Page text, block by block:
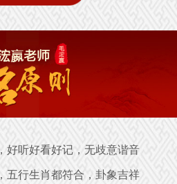
好听好看好记，无歧意谐音
五行生肖都符合，卦象吉祥